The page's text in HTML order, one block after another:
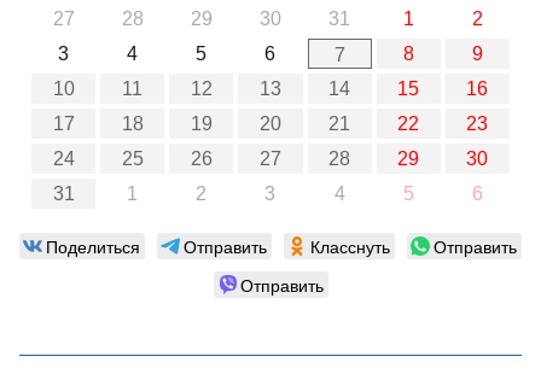
27
28 29 30 31 1
2
3
4 5 6 7 8
9
10
11 12 13 14 15
16
17
18 19 20 21 22
23
24
25 26 27 28 29
30
31
1 2 3 4 5 6
Поделиться Отправить Класснуть
Отправить
Отправить